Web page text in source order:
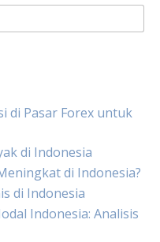
di Pasar Forex untuk
di Indonesia
di Indonesia?
di Indonesia
Indonesia: Analisis